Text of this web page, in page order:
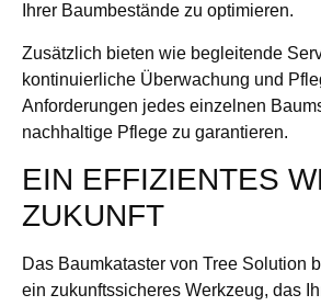
Ihrer Baumbestände zu optimieren.
Zusätzlich bieten wie begleitende
kontinuierliche Überwachung und
Anforderungen jedes einzelnen
nachhaltige Pflege zu garantieren.
EIN EFFIZIENTES
ZUKUNFT
Das Baumkataster von Tree Solution
ein zukunftssicheres Werkzeug, das